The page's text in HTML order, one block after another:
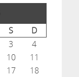
S D
3
4
10
11
17
18